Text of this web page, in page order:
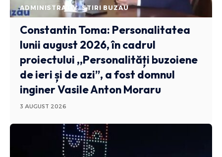
ADMINISTRATIV STIRI BUZAU
Constantin Toma: Personalitatea
lunii august 2026, în cadrul
proiectului ,,Personalități buzoiene
de ieri și de azi”, a fost domnul
inginer Vasile Anton Moraru
3 AUGUST 2026